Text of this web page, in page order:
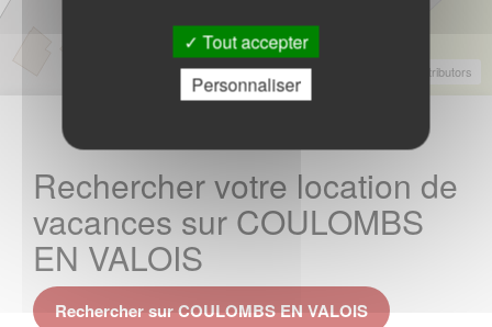
Leaflet|© Contributors
Rechercher votre location de
vacances sur COULOMBS
EN VALOIS
Rechercher sur COULOMBS EN VALOIS
Tout accepter
Personnaliser